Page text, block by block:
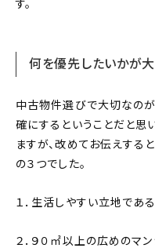
す。
何を優先したいかが
中古物件選びで大切なの
確にするということだと思
ますが、改めてお伝えする
の３つでした。
１．生活しやすい立地であ
２．９０㎡以上の広めのマ